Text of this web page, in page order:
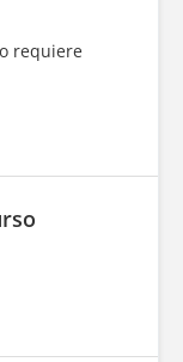
requiere